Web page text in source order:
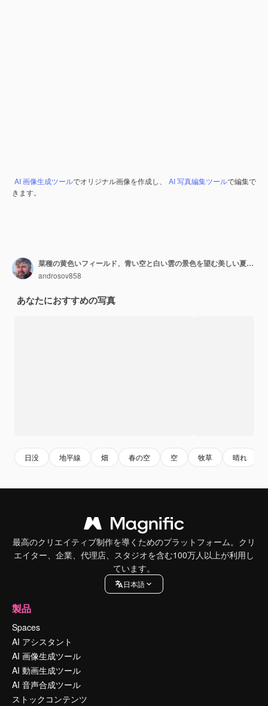
AI 画像生成ツールでオリジナル画像を作成し、 AI 写真編集ツールで編集で
きます。
菜種の黄色いフィールド、青い空と白い雲の景色を望む美しい夏の風景
androsov858
あなたにおすすめの写真
日没 地平線 畑 春の空 空 牧草 晴れ
最高のクリエイティブ制作を導くためのプラットフォーム。クリ
エイター、企業、代理店、スタジオを含む100万人以上が利用し
ています。
日本語
製品
Spaces
AI アシスタント
AI 画像生成ツール
AI 動画生成ツール
AI 音声合成ツール
ストックコンテンツ